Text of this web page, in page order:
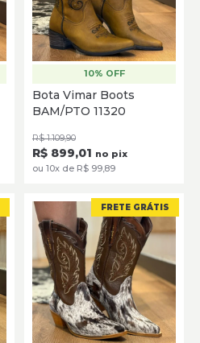
37 38
SELECIONE
10% OFF
Bota Vimar Boots
BAM/PTO 11320
R$ 1.109,90
R$ 899,01 no pix
ou 10x de R$ 99,89
FRETE GRÁTIS